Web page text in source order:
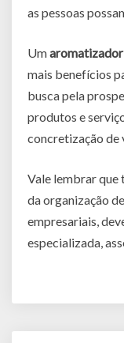
as pessoas
Um
mais benefícios
busca pela
produtos e
concretização de
Vale lembrar que
da organização
empresariais,
especializada,